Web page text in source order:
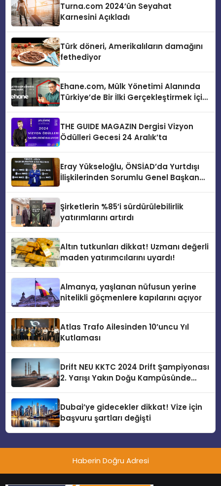
Turna.com 2024’ün Seyahat
Karnesini Açıkladı
Türk döneri, Amerikalıların damağını
fethediyor
Ehane.com, Mülk Yönetimi Alanında
Türkiye’de Bir İlki Gerçekleştirmek İçin
THE GUIDE MAGAZIN Dergisi Vizyon
Ödülleri Gecesi 24 Aralık’ta
Eray Yükseloğlu, ÖNSİAD’da Yurtdışı
İlişkilerinden Sorumlu Genel Başkan
Şirketlerin %85’i sürdürülebilirlik
yatırımlarını artırdı
Altın tutkunları dikkat! Uzmanı değerli
maden yatırımcılarını uyardı!
Almanya, yaşlanan nüfusun yerine
nitelikli göçmenlere kapılarını açıyor
Atlas Trafo Ailesinden 10’uncu Yıl
Kutlaması
Drift NEU KKTC 2024 Drift Şampiyonası
2. Yarışı Yakın Doğu Kampüsünde
Dubai’ye gidecekler dikkat! Vize için
başvuru şartları değişti
Haberin Doğru Adresi